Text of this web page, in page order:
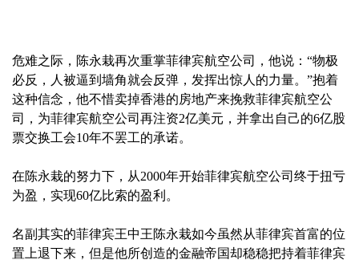
危难之际，陈永栽再次重掌菲律宾航空公司，他说：“物极
必反，人被逼到墙角就会反弹，发挥出惊人的力量。”抱着
这种信念，他不惜卖掉香港的房地产来挽救菲律宾航空公
司，为菲律宾航空公司再注资2亿美元，并拿出自己的6亿股
票交换工会10年不罢工的承诺。
在陈永栽的努力下，从2000年开始菲律宾航空公司终于扭亏
为盈，实现60亿比索的盈利。
名副其实的菲律宾王中王陈永栽如今虽然从菲律宾首富的位
置上退下来，但是他所创造的金融帝国却稳稳把持着菲律宾